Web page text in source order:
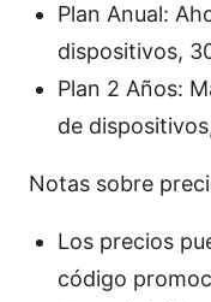
Plan Anual:
dispositivos,
Plan 2 Años:
de
Notas sobre
Los precios
código